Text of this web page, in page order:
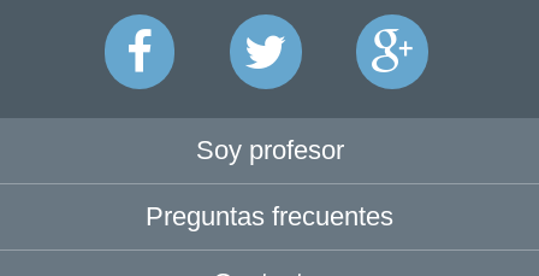
Soy profesor
Preguntas frecuentes